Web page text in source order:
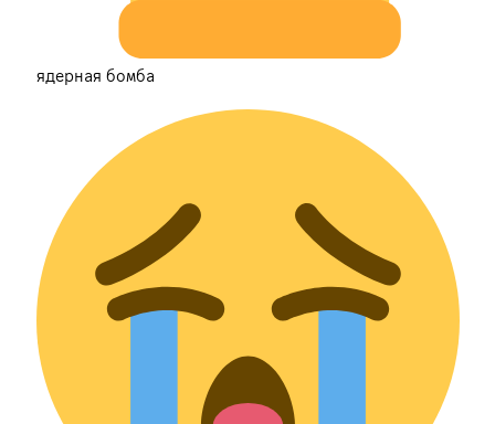
ядерная бомба